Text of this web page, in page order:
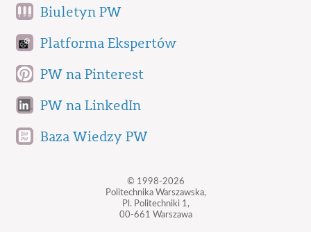
Biuletyn PW
Platforma Ekspertów
PW na Pinterest
PW na LinkedIn
Baza Wiedzy PW
© 1998-2026
Politechnika Warszawska,
Pl. Politechniki 1,
00-661 Warszawa